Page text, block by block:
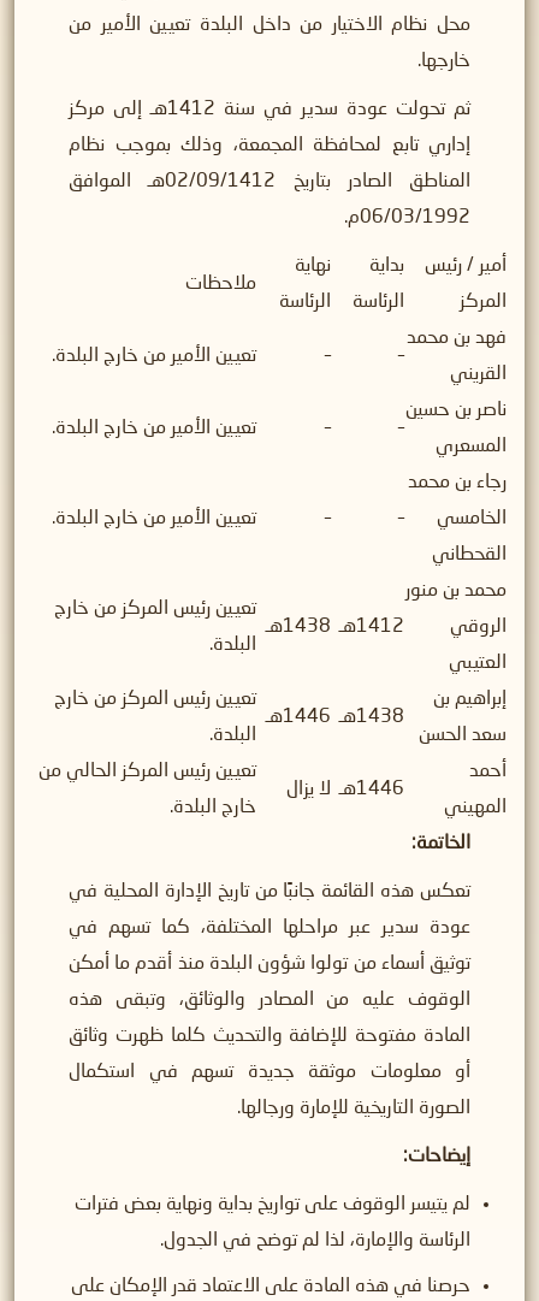
محل نظام الاختيار من داخل البلدة تعيين الأمير من
خارجها.
ثم تحولت عودة سدير في سنة 1412هـ إلى مركز
إداري تابع لمحافظة المجمعة، وذلك بموجب نظام
المناطق الصادر بتاريخ 02/09/1412هـ الموافق
06/03/1992م.
أمير / رئيس
المركز
بداية
الرئاسة
نهاية
الرئاسة
ملاحظات
فهد بن محمد
القريني
–
– تعيين الأمير من خارج البلدة.
ناصر بن حسين
المسعري
–
– تعيين الأمير من خارج البلدة.
رجاء بن محمد
الخامسي
القحطاني
–
– تعيين الأمير من خارج البلدة.
محمد بن منور
الروقي
العتيبي
1412هـ 1438هـ
تعيين رئيس المركز من خارج
البلدة.
إبراهيم بن
سعد الحسن
1438هـ 1446هـ
تعيين رئيس المركز من خارج
البلدة.
أحمد
المهيني
1446هـ لا يزال
تعيين رئيس المركز الحالي من
خارج البلدة.
الخاتمة:
تعكس هذه القائمة جانبًا من تاريخ الإدارة المحلية في
عودة سدير عبر مراحلها المختلفة، كما تسهم في
توثيق أسماء من تولوا شؤون البلدة منذ أقدم ما أمكن
الوقوف عليه من المصادر والوثائق، وتبقى هذه
المادة مفتوحة للإضافة والتحديث كلما ظهرت وثائق
أو معلومات موثقة جديدة تسهم في استكمال
الصورة التاريخية للإمارة ورجالها.
إيضاحات:
لم يتيسر الوقوف على تواريخ بداية ونهاية بعض فترات
الرئاسة والإمارة، لذا لم توضح في الجدول.
حرصنا في هذه المادة على الاعتماد قدر الإمكان على